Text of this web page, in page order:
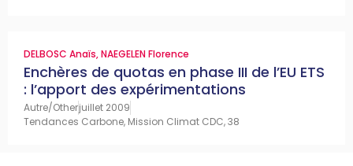
DELBOSC Anaïs,NAEGELEN Florence
Enchères de quotas en phase III de l’EU ETS
: l’apport des expérimentations
Autre/Otherjuillet 2009
Tendances Carbone, Mission Climat CDC, 38